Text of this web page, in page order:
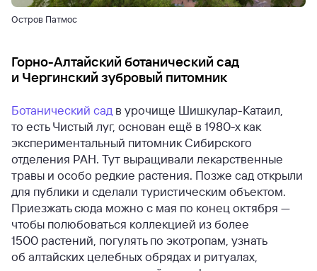
Остров Патмос
Горно-Алтайский ботанический сад
и Чергинский зубровый питомник
Ботанический сад в урочище Шишкулар-Катаил,
то есть Чистый луг, основан ещё в 1980-х как
экспериментальный питомник Сибирского
отделения РАН. Тут выращивали лекарственные
травы и особо редкие растения. Позже сад открыли
для публики и сделали туристическим объектом.
Приезжать сюда можно с мая по конец октября —
чтобы полюбоваться коллекцией из более
1500 растений, погулять по экотропам, узнать
об алтайских целебных обрядах и ритуалах,